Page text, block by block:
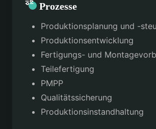
Prozesse
Produktionsplanung und -
Produktionsentwicklung
Fertigungs- und
Teilefertigung
PMPP
Qualitätssicherung
Produktionsinstandhaltung